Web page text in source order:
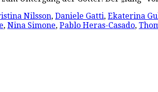
Nilsson, Daniele Gatti, Ekaterina
, Nina Simone, Pablo Heras-Casado,